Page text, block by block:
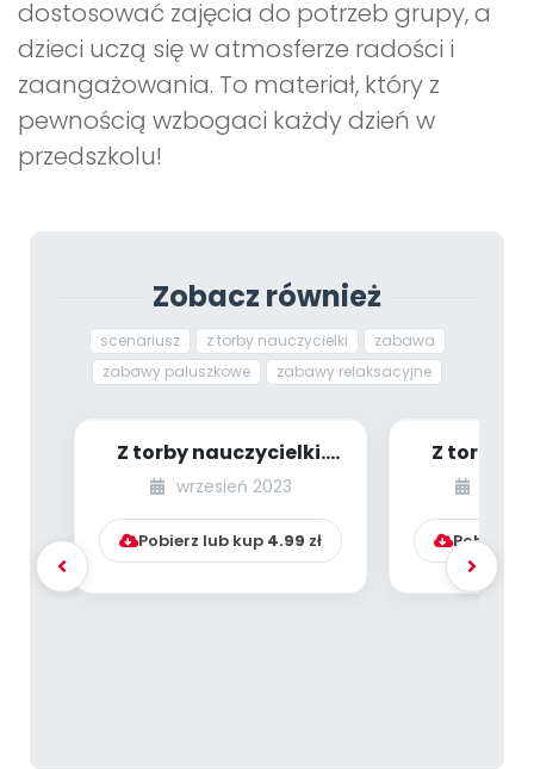
dostosować zajęcia do potrzeb grupy, a
dzieci uczą się w atmosferze radości i
zaangażowania. To materiał, który z
pewnością wzbogaci każdy dzień w
przedszkolu!
Zobacz również
scenariusz z torby nauczycielki
zabawa
zabawy paluszkowe
zabawy relaksacyjne
Z torby nauczycielki.
Zabawy z
papierowy...
wrzesień 2023
Pobierz lub kup 4.99 zł
Z torby
Pobierz